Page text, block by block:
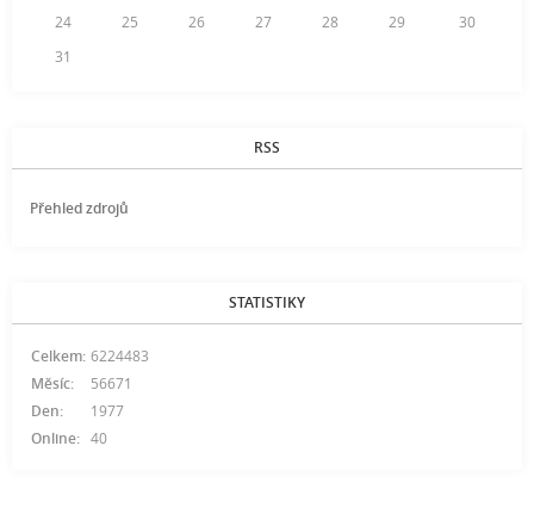
24
25 26 27 28 29
30
31
RSS
Přehled zdrojů
STATISTIKY
Online: 40
Celkem: 6224483
Měsíc:
56671
Den:
1977